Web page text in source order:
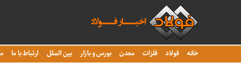
خانه فولاد فلزات معدن بورس و بازار بین الملل ارتباط با ما